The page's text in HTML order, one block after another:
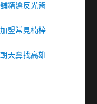
精選反光背
盟常見楠梓
天鼻找高雄